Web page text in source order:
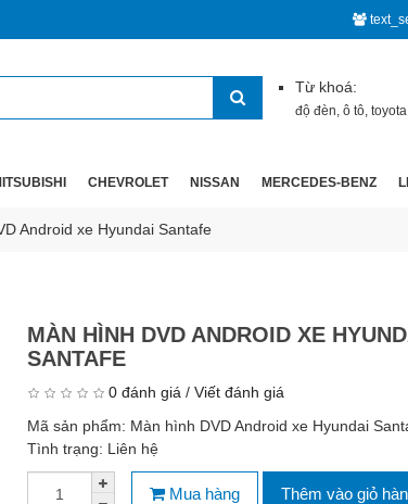
Từ khoá:
độ đèn,ô tô,toyota
CHEVROLET NISSAN MERCEDES-BENZ
Android xe Hyundai Santafe
MÀN HÌNH DVD ANDROID XE
SANTAFE
0 đánh giá / Viết đánh giá
Mã sản phẩm: Màn hình DVD Android xe Hyundai
Tình trạng: Liên hệ
Mua hàng Thêm vào giỏ